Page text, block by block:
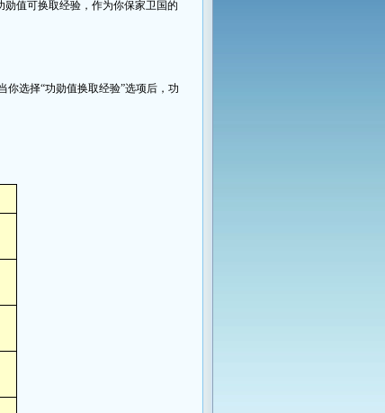
值可换取经验，作为你保家卫国的
你选择“功勋值换取经验”选项后，功